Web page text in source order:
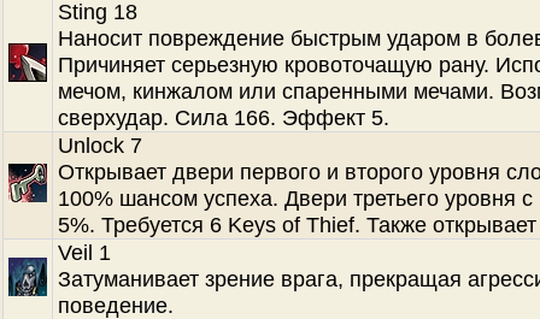
Sting 18
Наносит повреждение быстрым ударом в
Причиняет серьезную кровоточащую рану.
мечом, кинжалом или спаренными мечами.
сверхудар. Сила 166. Эффект 5.
Unlock 7
Открывает двери первого и второго уровня
100% шансом успеха. Двери третьего уровня
5%. Требуется 6 Keys of Thief. Также
Veil 1
Затуманивает зрение врага, прекращая
поведение.